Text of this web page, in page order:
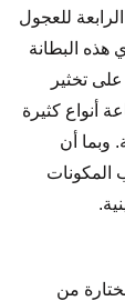
للعجول
هذه البطانة
تخثير
أنواع كثيرة
وبما أن
المكونات
من